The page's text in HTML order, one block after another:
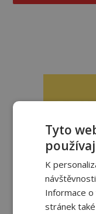
Tyto
K
Informace o
stránek